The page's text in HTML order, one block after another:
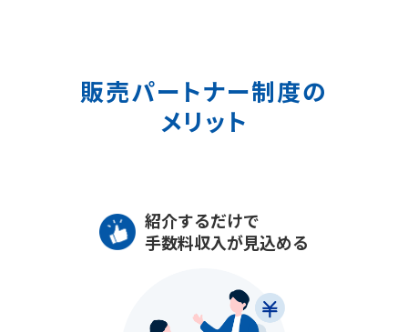
販売パートナー制度の
メリット
紹介するだけで
手数料収入が見込める